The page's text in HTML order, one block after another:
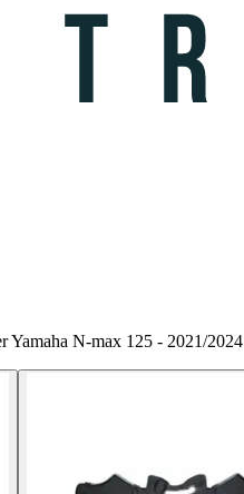
Yamaha N-max 125 - 2021/2024